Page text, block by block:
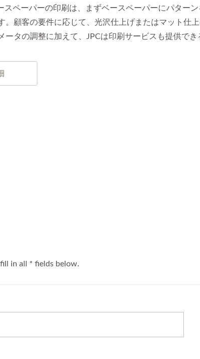
スペーパーの印刷は、まずベースペーパーにパター
。顧客の要件に応じて、光沢仕上げまたはマット仕
ータの調整に加えて、JPCは印刷サービスも提供でき